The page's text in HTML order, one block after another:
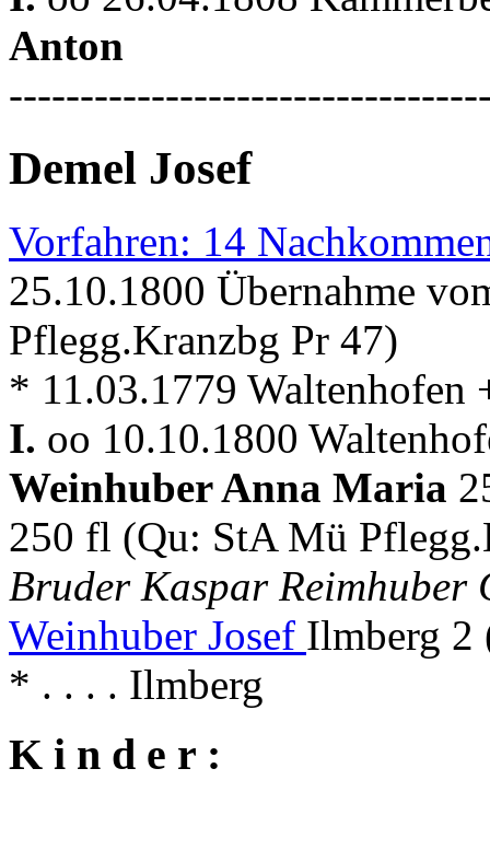
Anton
Demel Josef
Vorfahren: 14
25.10.1800 Übernahme
Pflegg.Kranzbg Pr 47)
* 11.03.1779 Waltenhofen
I. oo 10.10.1800
Weinhuber Anna Maria
250 fl (Qu: StA Mü
Bruder Kaspar
Weinhuber Josef Ilmberg 2
* . . . . Ilmberg
K i n d e r :